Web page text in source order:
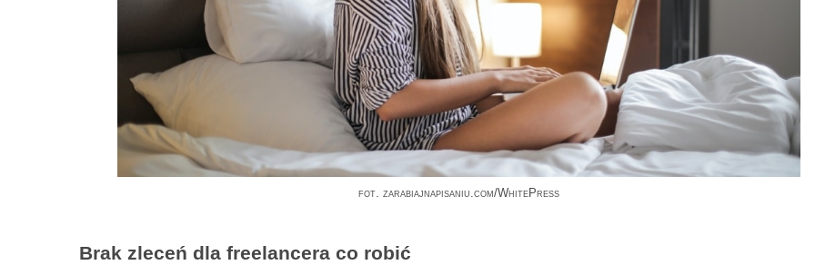
fot. zarabiajnapisaniu.com/WhitePress
Brak zleceń dla freelancera co robić